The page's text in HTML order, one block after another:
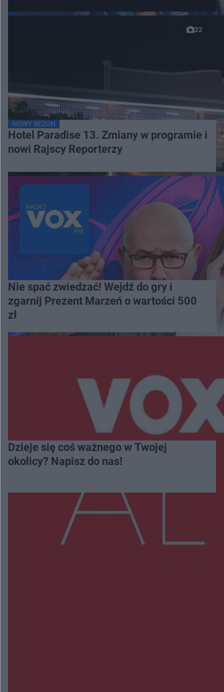
22
NOWY SEZON
Hotel Paradise 13. Zmiany w programie i
nowi Rajscy Reporterzy
Nie spać zwiedzać! Wejdź do gry i
zgarnij Prezent Marzeń o wartości 500
zł
Dzieje się coś ważnego w Twojej
okolicy? Napisz do nas!
Więcej